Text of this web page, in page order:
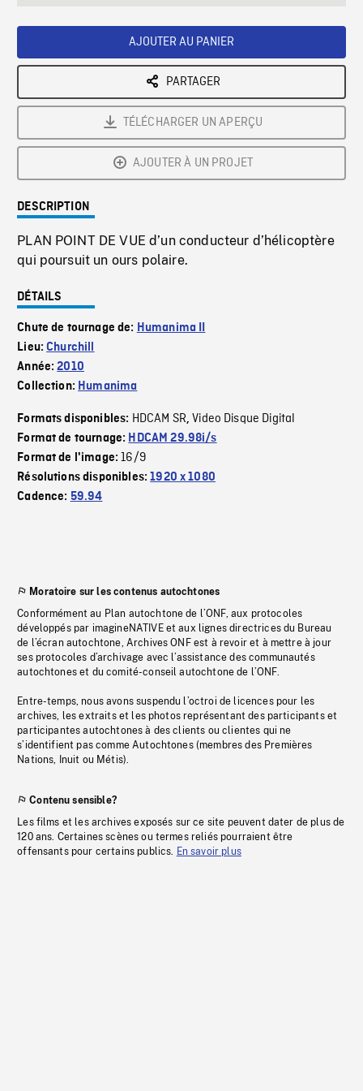
AJOUTER AU PANIER
PARTAGER
TÉLÉCHARGER UN APERÇU
AJOUTER À UN PROJET
DESCRIPTION
PLAN POINT DE VUE d’un conducteur d’hélicoptère
qui poursuit un ours polaire.
DÉTAILS
Chute de tournage de: Humanima II
Lieu:Churchill
Année:2010
Collection: Humanima
Formats disponibles: HDCAM SR,Video Disque Digital
Format de tournage: HDCAM 29.98i/s
Format de l'image:16/9
Résolutions disponibles:1920 x 1080
Cadence: 59.94
Moratoire sur les contenus autochtones
Conformément au Plan autochtone de l’ONF, aux protocoles
développés par imagineNATIVE et aux lignes directrices du Bureau
de l’écran autochtone, Archives ONF est à revoir et à mettre à jour
ses protocoles d’archivage avec l’assistance des communautés
autochtones et du comité-conseil autochtone de l’ONF.
Entre-temps, nous avons suspendu l’octroi de licences pour les
archives, les extraits et les photos représentant des participants et
participantes autochtones à des clients ou clientes qui ne
s’identifient pas comme Autochtones (membres des Premières
Nations, Inuit ou Métis).
Contenu sensible?
Les films et les archives exposés sur ce site peuvent dater de plus de
120 ans. Certaines scènes ou termes reliés pourraient être
offensants pour certains publics. En savoir plus